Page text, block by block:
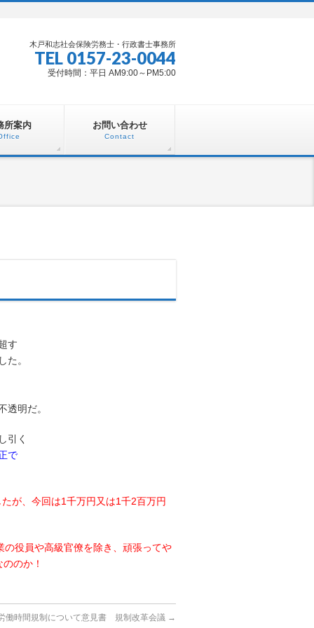
木戸和志社会保険労務士・行政書士事務所
TEL 0157-23-0044
受付時間：平日 AM9:00～PM5:00
所案内 お問い合わせ
Contact
す
た。
透明だ。
引く
で
、今回は1千万円又は1千2百万円
の役員や高級官僚を除き、頑張ってや
のか！
働時間規制について意見書 規制改革会議 →